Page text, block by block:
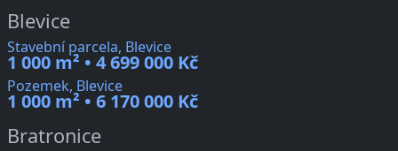
Blevice
Stavební parcela, Blevice
1 000 m² • 4 699 000 Kč
Pozemek, Blevice
1 000 m² • 6 170 000 Kč
Bratronice